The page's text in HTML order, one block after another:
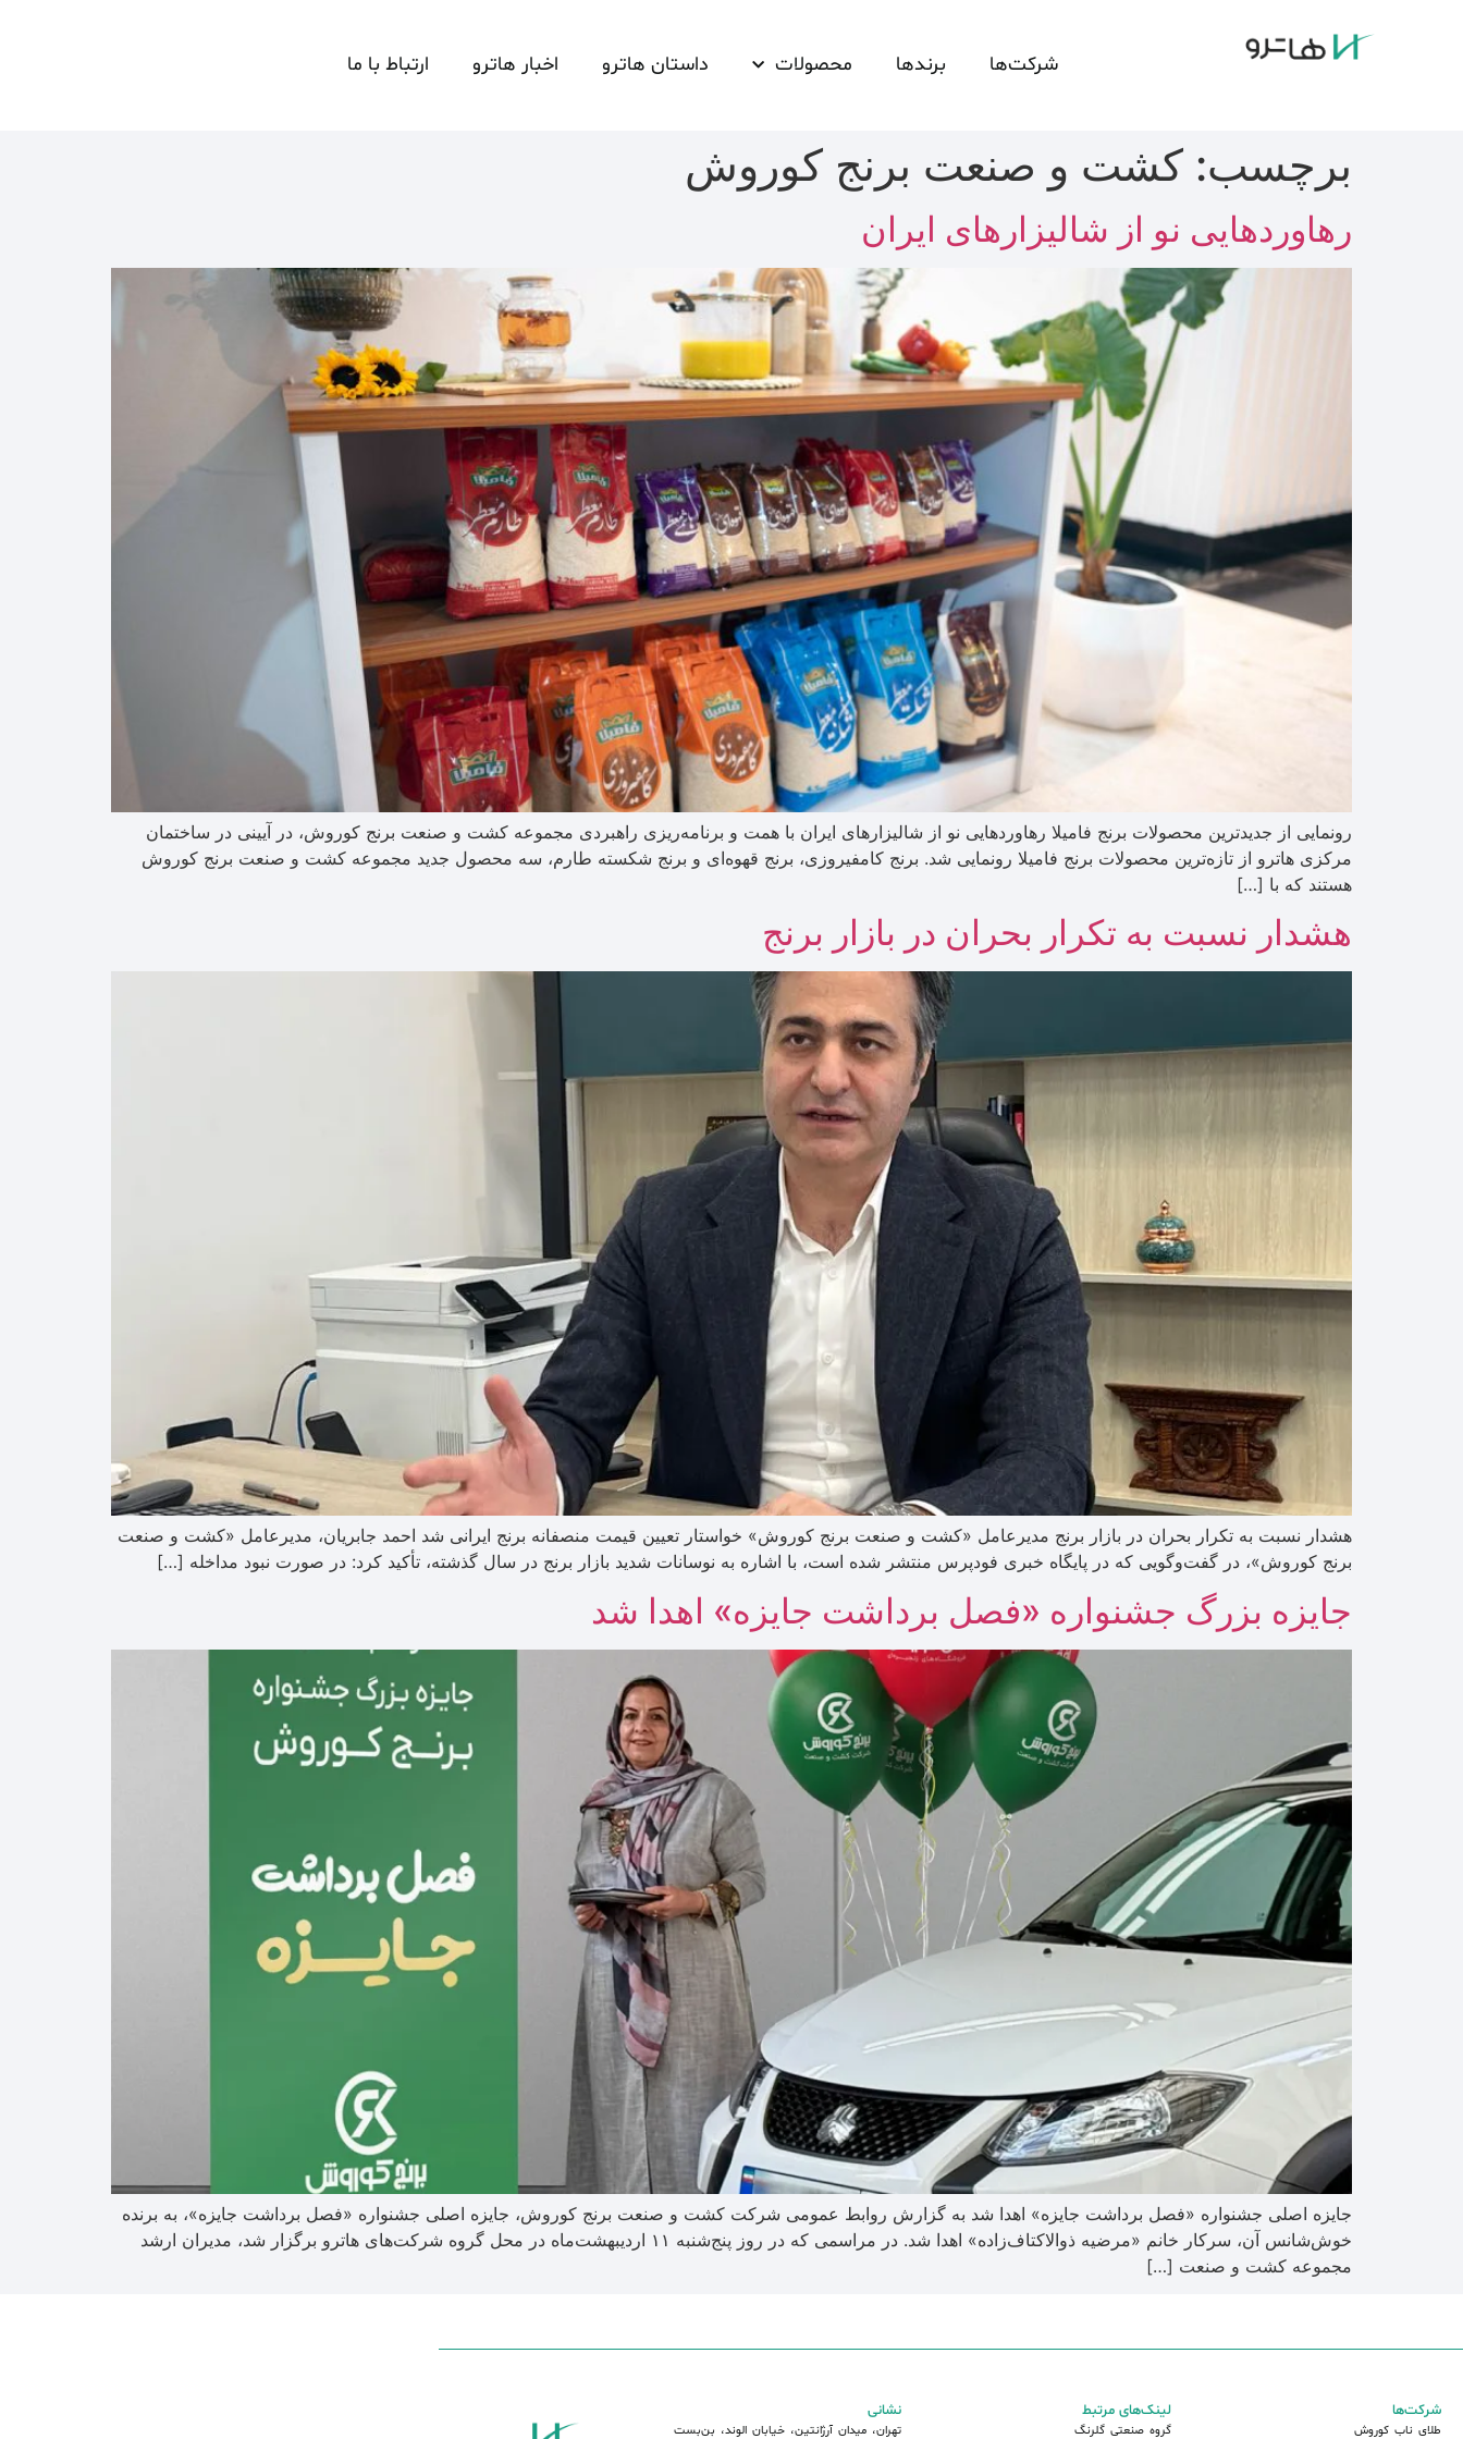
شرکت‌ها برندها محصولات داستان هاترو اخبار هاترو ارتباط با ما
برچسب: کشت و صنعت برنج کوروش
رهاوردهایی نو از شالیزارهای ایران
رونمایی از جدید‌ترین محصولات برنج فامیلا رهاوردهایی نو از شالیزارهای ایران با همت و برنامه‌ریزی راهبردی مجموعه کشت و صنعت برنج کوروش، در آیینی در ساختمان
مرکزی هاترو از تازه‌ترین محصولات برنج فامیلا رونمایی شد. برنج کامفیروزی، برنج قهوه‌ای و برنج شکسته طارم، سه محصول جدید مجموعه کشت و صنعت برنج کوروش
هستند که با […]
هشدار نسبت به تکرار بحران در بازار برنج
هشدار نسبت به تکرار بحران در بازار برنج مدیرعامل «کشت و صنعت برنج کوروش» خواستار تعیین قیمت منصفانه برنج ایرانی شد احمد جابریان، مدیرعامل «کشت و صنعت
برنج کوروش»، در گفت‌وگویی که در پایگاه خبری فودپرس منتشر شده است، با اشاره به نوسانات شدید بازار برنج در سال گذشته، تأکید کرد: در صورت نبود مداخله […]
جایزه بزرگ جشنواره «فصل برداشت جایزه» اهدا شد
جایزه اصلی جشنواره «فصل برداشت جایزه» اهدا شد به گزارش روابط عمومی شرکت کشت و صنعت برنج کوروش، جایزه اصلی جشنواره «فصل برداشت جایزه»، به برنده
خوش‌شانس آن، سرکار خانم «مرضیه ذوالاکتاف‌زاده» اهدا شد. در مراسمی که در روز پنج‌شنبه ۱۱ اردیبهشت‌ماه در محل گروه شرکت‌های هاترو برگزار شد، مدیران ارشد
مجموعه کشت و صنعت […]
شرکت‌ها
طلای ناب کوروش
لینک‌های مرتبط
گروه صنعتی گلرنگ
نشانی
تهران، میدان آرژانتین، خیابان الوند، بن‌بست